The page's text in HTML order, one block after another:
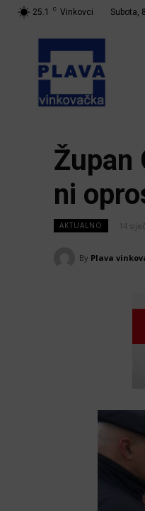
25.1 C Vinkovci Subota,
Župan
ni
AKTUALNO 14
By Plava